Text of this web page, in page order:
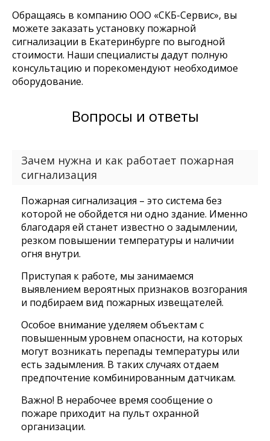
Обращаясь в компанию ООО «СКБ-Сервис», вы
можете заказать установку пожарной
сигнализации в Екатеринбурге по выгодной
стоимости. Наши специалисты дадут полную
консультацию и порекомендуют необходимое
оборудование.
Вопросы и ответы
Зачем нужна и как работает пожарная
сигнализация
Пожарная сигнализация – это система без
которой не обойдется ни одно здание. Именно
благодаря ей станет известно о задымлении,
резком повышении температуры и наличии
огня внутри.
Приступая к работе, мы занимаемся
выявлением вероятных признаков возгорания
и подбираем вид пожарных извещателей.
Особое внимание уделяем объектам с
повышенным уровнем опасности, на которых
могут возникать перепады температуры или
есть задымления. В таких случаях отдаем
предпочтение комбинированным датчикам.
Важно! В нерабочее время сообщение о
пожаре приходит на пульт охранной
организации.